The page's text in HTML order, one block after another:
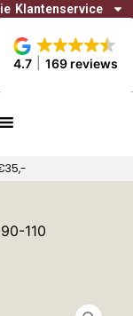
4.7 169 reviews
Klantenservice
110